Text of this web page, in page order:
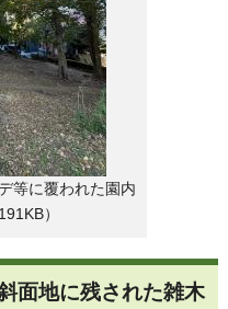
等に覆われた園内
）
面地に残された雑木